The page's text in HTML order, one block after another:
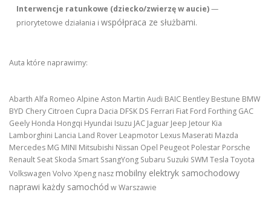
Interwencje ratunkowe (dziecko/zwierzę w aucie)—
priorytetowe działania iwspółpraca ze służbami.
Auta które naprawimy:
Abarth Alfa Romeo Alpine Aston Martin Audi BAIC Bentley Bestune BMW
BYD Chery Citroen Cupra Dacia DFSK DS Ferrari Fiat Ford Forthing GAC
Geely Honda Hongqi Hyundai Isuzu JAC Jaguar Jeep Jetour Kia
Lamborghini Lancia Land Rover Leapmotor Lexus Maserati Mazda
Mercedes MG MINI Mitsubishi Nissan Opel Peugeot Polestar Porsche
Renault Seat Skoda Smart SsangYong Subaru Suzuki SWM Tesla Toyota
Volkswagen Volvo Xpeng naszmobilny elektryk samochodowy
naprawi każdy samochód w Warszawie